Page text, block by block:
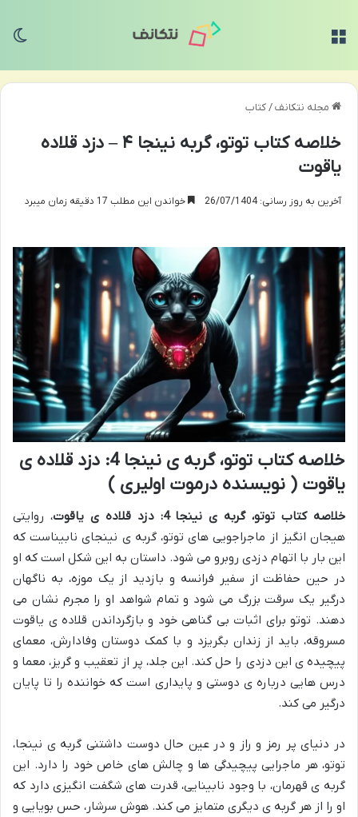
مجله نتکانف/کتاب
خلاصه کتاب توتو، گربه نینجا ۴ – دزد قلاده
یاقوت
آخرین به روز رسانی: 26/07/1404 خواندن این مطلب 17 دقیقه زمان میبرد
خلاصه کتاب توتو، گربه ی نینجا 4: دزد قلاده ی
یاقوت ( نویسنده درموت اولیری )
خلاصه کتاب توتو، گربه ی نینجا 4: دزد قلاده ی یاقوت
، روایتی
هیجان انگیز از ماجراجویی های توتو، گربه ی نینجای نابیناست که
این بار با اتهام دزدی روبرو می شود. داستان به این شکل است که او
در حین حفاظت از سفیر فرانسه و بازدید از یک موزه، به ناگهان
درگیر یک سرقت بزرگ می شود و تمام شواهد او را مجرم نشان می
دهند. توتو برای اثبات بی گناهی خود و بازگرداندن قلاده ی یاقوت
مسروقه، باید از زندان بگریزد و با کمک دوستان وفادارش، معمای
پیچیده ی این دزدی را حل کند. این جلد، پر از تعقیب و گریز، معما و
درس هایی درباره ی دوستی و پایداری است که خواننده را تا پایان
درگیر می کند.
در دنیای پر رمز و راز و در عین حال دوست داشتنی گربه ی نینجا،
توتو، هر ماجرایی پیچیدگی ها و چالش های خاص خود را دارد. این
گربه ی قهرمان، با وجود نابینایی، قدرت های شگفت انگیزی دارد که
او را از هر گربه ی دیگری متمایز می کند. هوش سرشار، حس بویایی و